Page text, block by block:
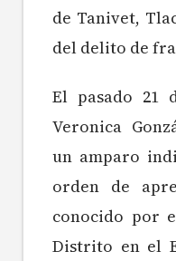
de Tanivet,
del delito de
El pasado 21
Veronica
un amparo
orden de
conocido por
Distrito en el